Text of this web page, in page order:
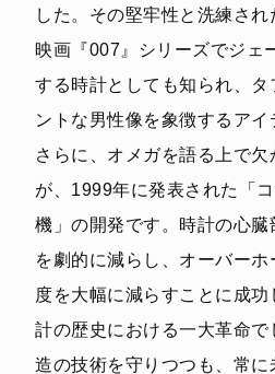
した。その堅牢性と洗練さ
映画『007』シリーズでジェ
する時計としても知られ、
ントな男性像を象徴するアイ
さらに、オメガを語る上で
が、1999年に発表された「
機」の開発です。時計の心
を劇的に減らし、オーバー
度を大幅に減らすことに成
計の歴史における一大革命
造の技術を守りつつも、常